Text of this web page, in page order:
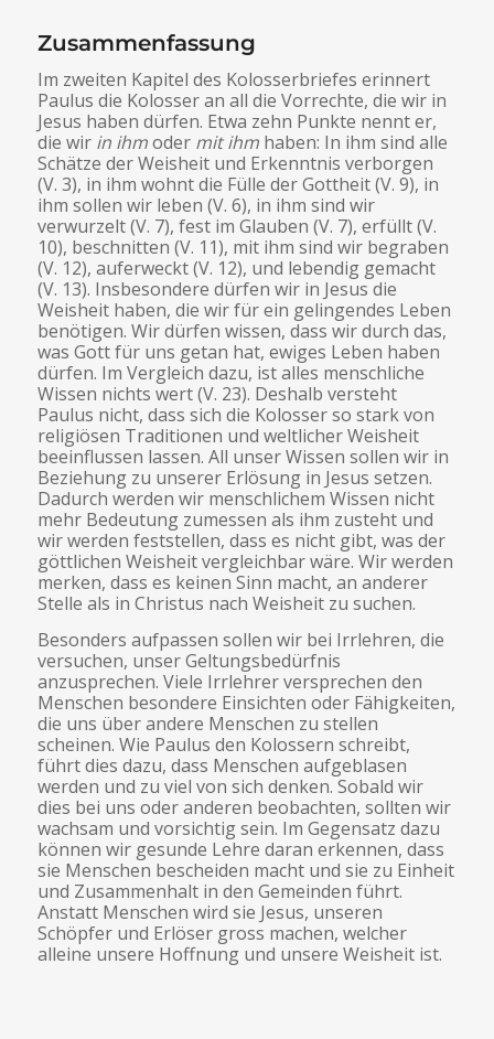
Zusammenfassung
Im zweiten Kapitel des Kolosserbriefes erinnert
Paulus die Kolosser an all die Vorrechte, die wir in
Jesus haben dürfen. Etwa zehn Punkte nennt er,
die wir in ihmoder mit ihmhaben: In ihm sind alle
Schätze der Weisheit und Erkenntnis verborgen
(V. 3), in ihm wohnt die Fülle der Gottheit (V. 9), in
ihm sollen wir leben (V. 6), in ihm sind wir
verwurzelt (V. 7), fest im Glauben (V. 7), erfüllt (V.
10), beschnitten (V. 11), mit ihm sind wir begraben
(V. 12), auferweckt (V. 12), und lebendig gemacht
(V. 13). Insbesondere dürfen wir in Jesus die
Weisheit haben, die wir für ein gelingendes Leben
benötigen. Wir dürfen wissen, dass wir durch das,
was Gott für uns getan hat, ewiges Leben haben
dürfen. Im Vergleich dazu, ist alles menschliche
Wissen nichts wert (V. 23). Deshalb versteht
Paulus nicht, dass sich die Kolosser so stark von
religiösen Traditionen und weltlicher Weisheit
beeinflussen lassen. All unser Wissen sollen wir in
Beziehung zu unserer Erlösung in Jesus setzen.
Dadurch werden wir menschlichem Wissen nicht
mehr Bedeutung zumessen als ihm zusteht und
wir werden feststellen, dass es nicht gibt, was der
göttlichen Weisheit vergleichbar wäre. Wir werden
merken, dass es keinen Sinn macht, an anderer
Stelle als in Christus nach Weisheit zu suchen.
Besonders aufpassen sollen wir bei Irrlehren, die
versuchen, unser Geltungsbedürfnis
anzusprechen. Viele Irrlehrer versprechen den
Menschen besondere Einsichten oder Fähigkeiten,
die uns über andere Menschen zu stellen
scheinen. Wie Paulus den Kolossern schreibt,
führt dies dazu, dass Menschen aufgeblasen
werden und zu viel von sich denken. Sobald wir
dies bei uns oder anderen beobachten, sollten wir
wachsam und vorsichtig sein. Im Gegensatz dazu
können wir gesunde Lehre daran erkennen, dass
sie Menschen bescheiden macht und sie zu Einheit
und Zusammenhalt in den Gemeinden führt.
Anstatt Menschen wird sie Jesus, unseren
Schöpfer und Erlöser gross machen, welcher
alleine unsere Hoffnung und unsere Weisheit ist.